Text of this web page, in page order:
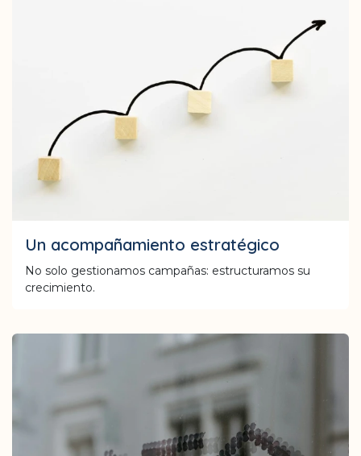
Un acompañamiento estratégico
No solo gestionamos campañas: estructuramos su
crecimiento.